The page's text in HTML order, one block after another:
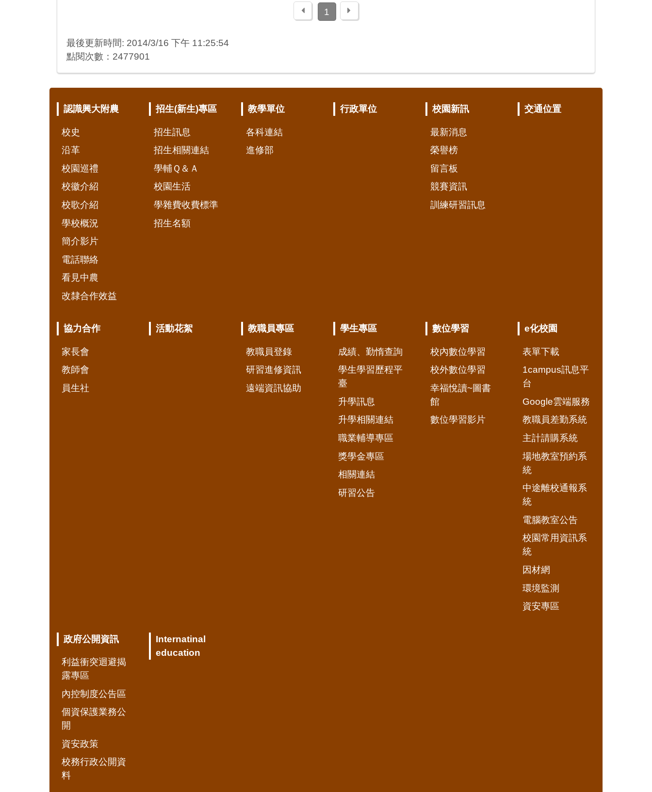
上一頁1 下一頁
最後更新時間: 2014/3/16 下午 11:25:54
點閱次數：2477901
認識興大附農
校史
沿革
校園巡禮
校徽介紹
校歌介紹
學校概況
簡介影片
電話聯絡
看見中農
改隸合作效益
招生(新生)專區
招生訊息
招生相關連結
學輔Ｑ＆Ａ
校園生活
學雜費收費標準
招生名額
教學單位
各科連結
進修部
行政單位 校園新訊
最新消息
榮譽榜
留言板
競賽資訊
訓練研習訊息
交通位置
協力合作
家長會
教師會
員生社
活動花絮 教職員專區
教職員登錄
研習進修資訊
遠端資訊協助
學生專區
成績、勤惰查詢
學生學習歷程平
臺
升學訊息
升學相關連結
職業輔導專區
獎學金專區
相關連結
研習公告
數位學習
校內數位學習
校外數位學習
幸福悅讀~圖書
館
數位學習影片
e化校園
表單下載
1campus訊息平
台
Google雲端服務
教職員差勤系統
主計請購系統
場地教室預約系
統
中途離校通報系
統
電腦教室公告
校園常用資訊系
統
因材網
環境監測
資安專區
政府公開資訊
利益衝突迴避揭
露專區
內控制度公告區
個資保護業務公
開
資安政策
校務行政公開資
料
Internatinal
education